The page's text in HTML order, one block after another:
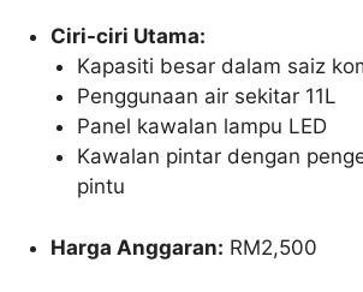
Ciri-ciri Utama:
Kapasiti besar dalam saiz
Penggunaan air sekitar 11L
Panel kawalan lampu LED
Kawalan pintar dengan
pintu
Harga Anggaran: RM2,500​